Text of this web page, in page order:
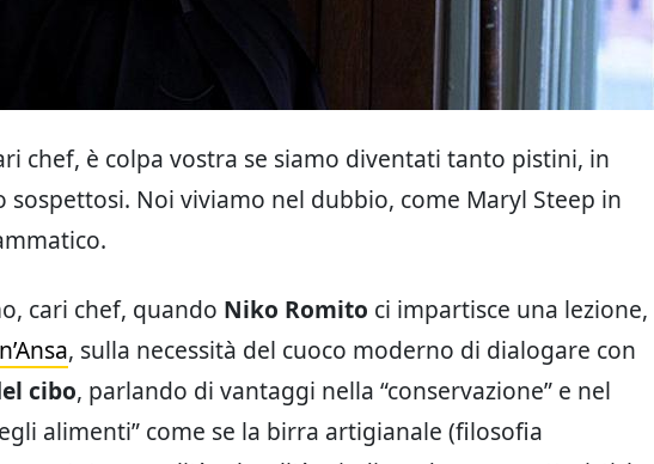
chef, è colpa vostra se siamo diventati tanto pistini, in
sospettosi. Noi viviamo nel dubbio, come Maryl Steep in
cari chef, quando Niko Romito ci impartisce una lezione,
, sulla necessità del cuoco moderno di dialogare con
cibo, parlando di vantaggi nella “conservazione” e nel
alimenti” come se la birra artigianale (filosofia